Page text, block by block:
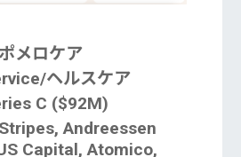
メロケア
ヘルスケア
C ($92M)
Andreessen
Capital, Atomico,